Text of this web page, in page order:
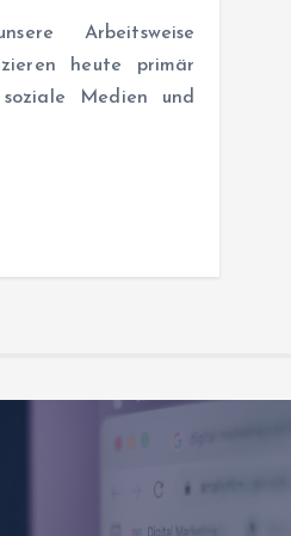
Arbeitsweise
heute primär
Medien und